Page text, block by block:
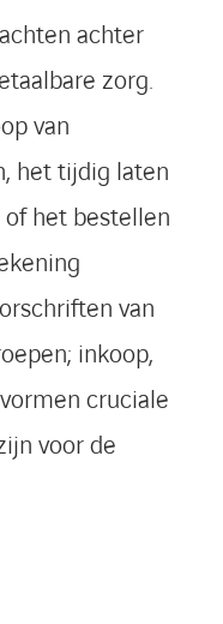
achter
zorg.
van
het tijdig laten
het bestellen
van
inkoop,
cruciale
voor de